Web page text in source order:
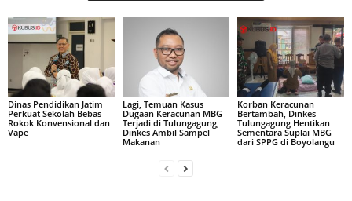
Dinas Pendidikan Jatim
Perkuat Sekolah Bebas
Rokok Konvensional dan
Vape
Lagi, Temuan Kasus
Dugaan Keracunan MBG
Terjadi di Tulungagung,
Dinkes Ambil Sampel
Makanan
Korban Keracunan
Bertambah, Dinkes
Tulungagung Hentikan
Sementara Suplai MBG
dari SPPG di Boyolangu